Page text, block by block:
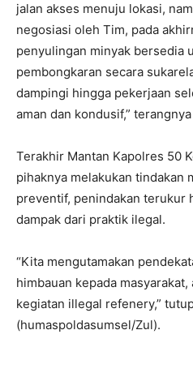
jalan akses menuju lokasi,
negosiasi oleh Tim, pada
penyulingan minyak bersedia
pembongkaran secara
dampingi hingga pekerjaan
aman dan kondusif,”
Terakhir Mantan Kapolres 50
pihaknya melakukan tindakan
preventif, penindakan terukur
dampak dari praktik ilegal.
“Kita mengutamakan
himbauan kepada
kegiatan illegal refenery,”
(humaspoldasumsel/Zul).